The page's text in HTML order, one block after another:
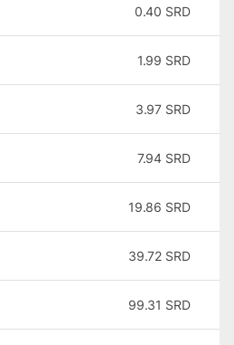
0.40 SRD
1.99 SRD
3.97 SRD
7.94 SRD
19.86 SRD
39.72 SRD
99.31 SRD